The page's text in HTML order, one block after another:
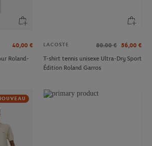
40,00 €
Roland-
LACOSTE 80.00 € 56,00 €
T-shirt tennis unisexe Ultra-Dry Sport
Édition Roland Garros